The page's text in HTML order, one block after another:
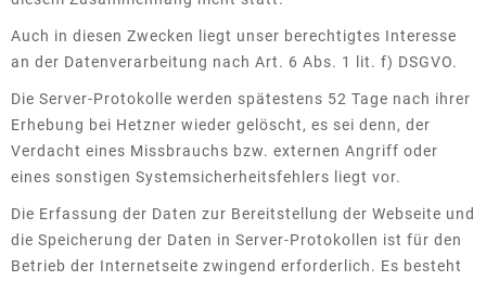
Auch in diesen Zwecken liegt unser berechtigtes Interesse
an der Datenverarbeitung nach Art. 6 Abs. 1 lit. f) DSGVO.
Die Server-Protokolle werden spätestens 52 Tage nach ihrer
Erhebung bei Hetzner wieder gelöscht, es sei denn, der
Verdacht eines Missbrauchs bzw. externen Angriff oder
eines sonstigen Systemsicherheitsfehlers liegt vor.
Die Erfassung der Daten zur Bereitstellung der Webseite und
die Speicherung der Daten in Server-Protokollen ist für den
Betrieb der Internetseite zwingend erforderlich. Es besteht